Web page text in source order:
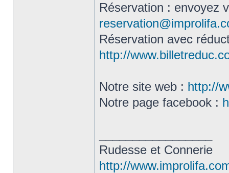
Réservation : envoyez
Réservation avec
http://
Notre site web : http://
Notre page facebook :
Rudesse et Connerie
http://